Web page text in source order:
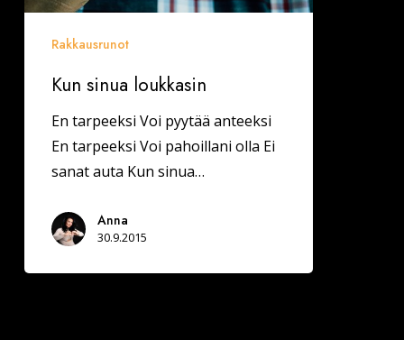
Rakkausrunot
Kun sinua loukkasin
En tarpeeksi Voi pyytää anteeksi
En tarpeeksi Voi pahoillani olla Ei
sanat auta Kun sinua…
Anna
30.9.2015